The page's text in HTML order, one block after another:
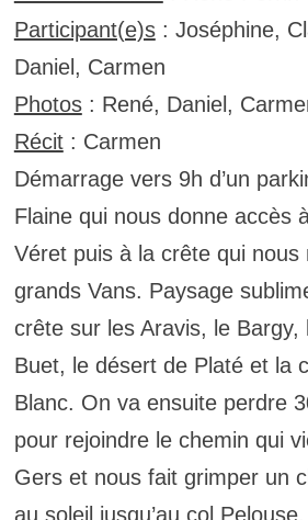
Participant(e)s: Joséphine,
Daniel, Carmen
Photos: René, Daniel,
Récit: Carmen
Démarrage vers 9h d’un
Flaine qui nous donne accès
Véret puis à la crête qui nous
grands Vans. Paysage
crête sur les Aravis, le Bargy,
Buet, le désert de Platé et la
Blanc. On va ensuite perdre
pour rejoindre le chemin qui
Gers et nous fait grimper un
au soleil jusqu’au col